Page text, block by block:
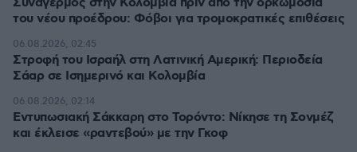
του νέου προέδρου: Φόβοι για τρομοκρατικές επιθέσεις
Στροφή του Ισραήλ στη Λατινική Αμερική: Περιοδεία
Σάαρ σε Ισημερινό και Κολομβία
06.08.2026, 02:45
Εντυπωσιακή Σάκκαρη στο Τορόντο: Νίκησε τη Σονμέζ
και έκλεισε «ραντεβού» με την Γκοφ
06.08.2026, 02:14